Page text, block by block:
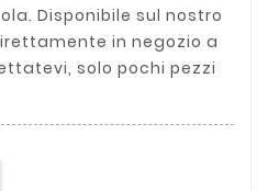
Disponibile sul nostro
in negozio a
solo pochi pezzi